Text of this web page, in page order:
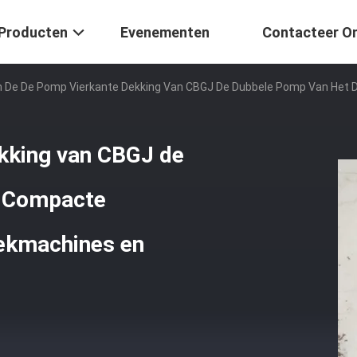
Evenementen Contacteer
De De Pomp Vierkante Dekking Van CBGJ De Dubbele Pomp Van
van CBGJ de
en